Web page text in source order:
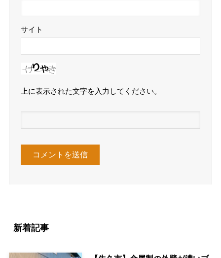
サイト
上に表示された文字を入力してください。
新着記事